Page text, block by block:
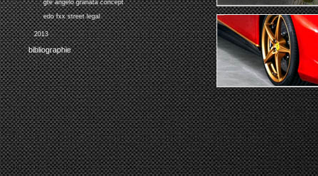
gte angelo granata concept
edo fxx street legal
2013
bibliographie